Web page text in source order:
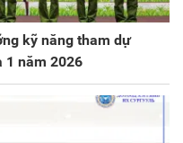
kỹ năng tham dự
1 năm 2026